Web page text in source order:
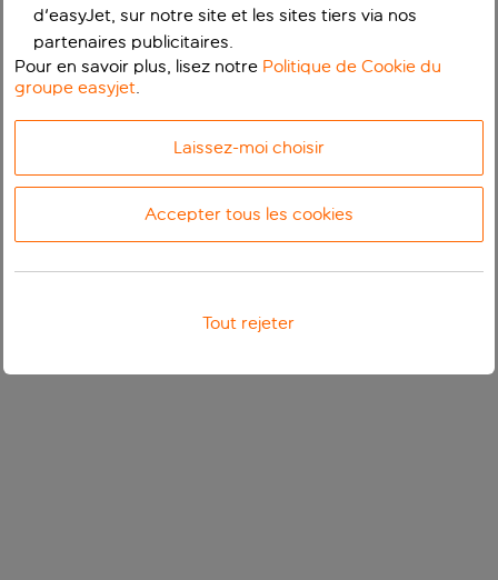
d'easyJet, sur notre site et les sites tiers via nos
partenaires publicitaires.
Pour en savoir plus, lisez notre Politique de Cookie du
groupe easyjet.
Laissez-moi choisir
Accepter tous les cookies
Tout rejeter